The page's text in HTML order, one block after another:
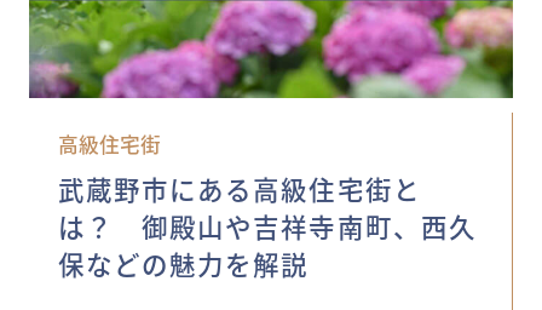
高級住宅街
武蔵野市にある高級住宅街と
は？ 御殿山や吉祥寺南町、西久
保などの魅力を解説